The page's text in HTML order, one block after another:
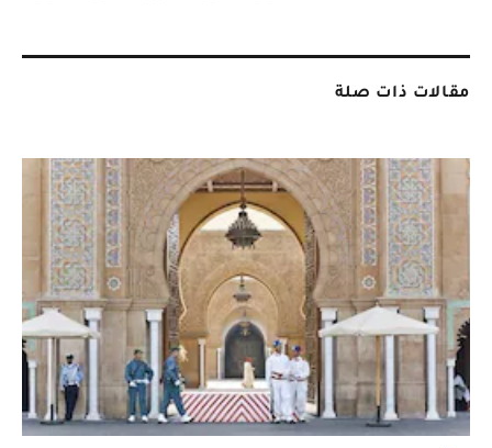
مقالات ذات صلة